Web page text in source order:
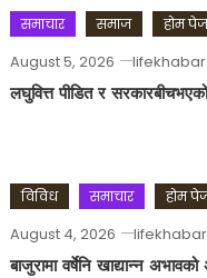
समाचार समाज होम पेज
August 5, 2026 lifekhabar
लघुवित्त पीडित र
विविध समाचार होम
August 4, 2026 lifekhabar
बाजुरामा वर्षेनि खाद्यान्न अभावको